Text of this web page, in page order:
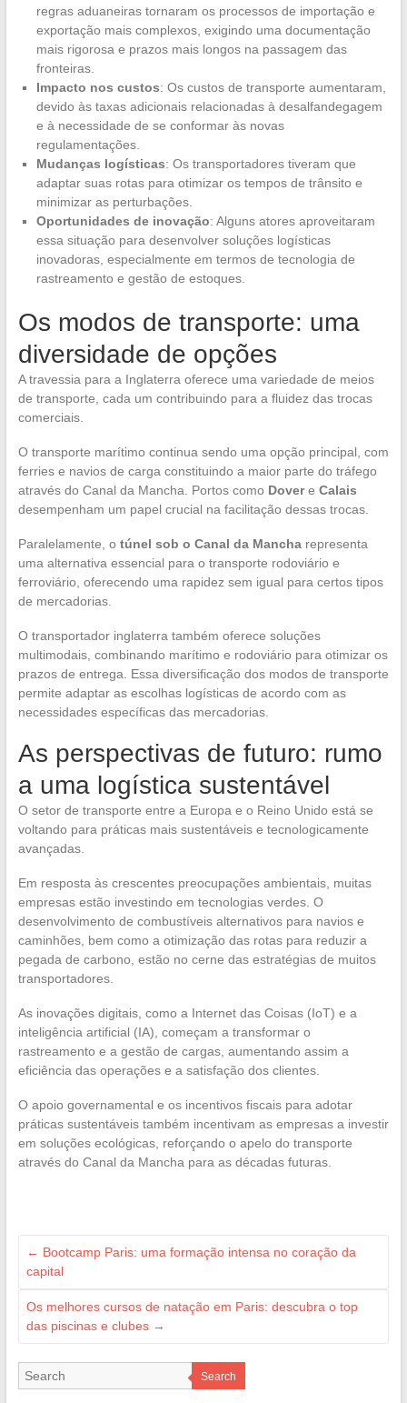
regras aduaneiras tornaram os processos de importação e
exportação mais complexos, exigindo uma documentação
mais rigorosa e prazos mais longos na passagem das
fronteiras.
Impacto nos custos: Os custos de transporte aumentaram,
devido às taxas adicionais relacionadas à desalfandegagem
e à necessidade de se conformar às novas
regulamentações.
Mudanças logísticas: Os transportadores tiveram que
adaptar suas rotas para otimizar os tempos de trânsito e
minimizar as perturbações.
Oportunidades de inovação: Alguns atores aproveitaram
essa situação para desenvolver soluções logísticas
inovadoras, especialmente em termos de tecnologia de
rastreamento e gestão de estoques.
Os modos de transporte: uma
diversidade de opções
A travessia para a Inglaterra oferece uma variedade de meios
de transporte, cada um contribuindo para a fluidez das trocas
comerciais.
O transporte marítimo continua sendo uma opção principal, com
ferries e navios de carga constituindo a maior parte do tráfego
através do Canal da Mancha. Portos como Dovere Calais
desempenham um papel crucial na facilitação dessas trocas.
Paralelamente, o túnel sob o Canal da Mancharepresenta
uma alternativa essencial para o transporte rodoviário e
ferroviário, oferecendo uma rapidez sem igual para certos tipos
de mercadorias.
O transportador inglaterra também oferece soluções
multimodais, combinando marítimo e rodoviário para otimizar os
prazos de entrega. Essa diversificação dos modos de transporte
permite adaptar as escolhas logísticas de acordo com as
necessidades específicas das mercadorias.
As perspectivas de futuro: rumo
a uma logística sustentável
O setor de transporte entre a Europa e o Reino Unido está se
voltando para práticas mais sustentáveis e tecnologicamente
avançadas.
Em resposta às crescentes preocupações ambientais, muitas
empresas estão investindo em tecnologias verdes. O
desenvolvimento de combustíveis alternativos para navios e
caminhões, bem como a otimização das rotas para reduzir a
pegada de carbono, estão no cerne das estratégias de muitos
transportadores.
As inovações digitais, como a Internet das Coisas (IoT) e a
inteligência artificial (IA), começam a transformar o
rastreamento e a gestão de cargas, aumentando assim a
eficiência das operações e a satisfação dos clientes.
O apoio governamental e os incentivos fiscais para adotar
práticas sustentáveis também incentivam as empresas a investir
em soluções ecológicas, reforçando o apelo do transporte
através do Canal da Mancha para as décadas futuras.
← Bootcamp Paris: uma formação intensa no coração da
capital
Os melhores cursos de natação em Paris: descubra o top
das piscinas e clubes →
Search